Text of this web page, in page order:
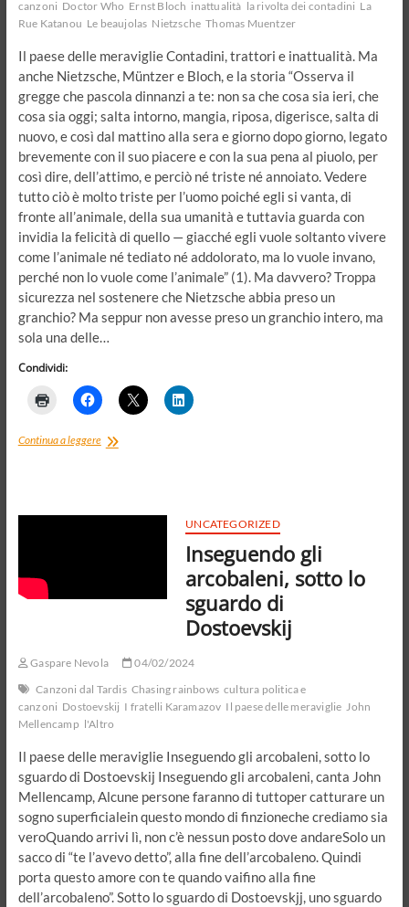
canzoni Doctor Who Ernst Bloch inattualità la rivolta dei contadini La
Rue Katanou Le beaujolas Nietzsche Thomas Muentzer
Il paese delle meraviglie Contadini, trattori e inattualità. Ma
anche Nietzsche, Müntzer e Bloch, e la storia “Osserva il
gregge che pascola dinnanzi a te: non sa che cosa sia ieri, che
cosa sia oggi; salta intorno, mangia, riposa, digerisce, salta di
nuovo, e così dal mattino alla sera e giorno dopo giorno, legato
brevemente con il suo piacere e con la sua pena al piuolo, per
così dire, dell’attimo, e perciò né triste né annoiato. Vedere
tutto ciò è molto triste per l’uomo poiché egli si vanta, di
fronte all’animale, della sua umanità e tuttavia guarda con
invidia la felicità di quello — giacché egli vuole soltanto vivere
come l’animale né tediato né addolorato, ma lo vuole invano,
perché non lo vuole come l’animale” (1). Ma davvero? Troppa
sicurezza nel sostenere che Nietzsche abbia preso un
granchio? Ma seppur non avesse preso un granchio intero, ma
sola una delle…
Condividi:
Continua a leggereContadini,
la
UNCATEGORIZED
Inseguendo gli
arcobaleni, sotto lo
sguardo di
Dostoevskij
Gaspare Nevola
04/02/2024
Canzoni dal Tardis Chasing rainbows cultura politica e
canzoni Dostoevskij I fratelli Karamazov Il paese delle meraviglie John
Mellencamp l'Altro
Il paese delle meraviglie Inseguendo gli arcobaleni, sotto lo
sguardo di Dostoevskij Inseguendo gli arcobaleni, canta John
Mellencamp, Alcune persone faranno di tuttoper catturare un
sogno superficialein questo mondo di finzioneche crediamo sia
veroQuando arrivi lì, non c’è nessun posto dove andareSolo un
sacco di “te l’avevo detto”, alla fine dell’arcobaleno. Quindi
porta questo amore con te quando vaifino alla fine
dell’arcobaleno”. Sotto lo sguardo di Dostoevskjj, uno sguardo